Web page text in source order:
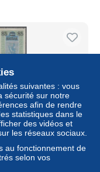
11 valeurs - Cote
suivantes : vous
sécurité sur notre
afin de rendre
statistiques dans le
des vidéos et
les réseaux sociaux.
au fonctionnement de
selon vos